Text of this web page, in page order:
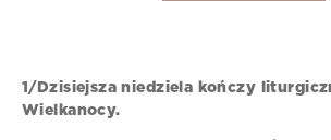
1/Dzisiejsza niedziela kończy
Wielkanocy.